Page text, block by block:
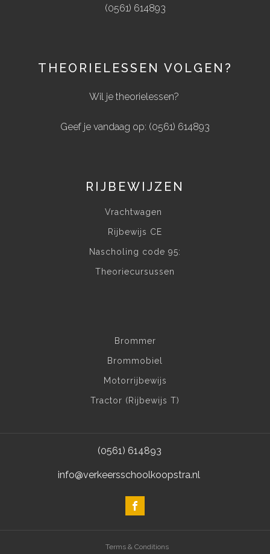
(0561) 614893
THEORIELESSEN VOLGEN?
Wil je theorielessen?
Geef je vandaag op: (0561) 614893
RIJBEWIJZEN
Vrachtwagen
Rijbewijs CE
Nascholing code 95:
Theoriecursussen
Brommer
Brommobiel
Motorrijbewijs
Tractor (Rijbewijs T)
(0561) 614893
info@verkeersschoolkoopstra.nl
Terms & Conditions